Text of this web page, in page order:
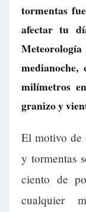
tormentas
afectar tu
milímetros
granizo y
El motivo de
y tormentas
ciento de
cualquier